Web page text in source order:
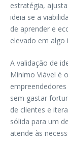
estratégia,
ideia se a
de aprender e
elevado em algo
A validação de
Mínimo Viável é
sem gastar
de clientes e
sólida para um
atende às